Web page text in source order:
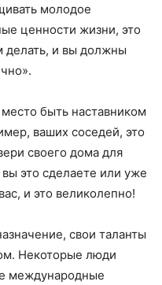
молодое
ценности жизни, это
делать, и вы должны
быть наставником
ваших соседей, это
своего дома для
это сделаете или уже
и это великолепно!
свои таланты
Некоторые люди
международные